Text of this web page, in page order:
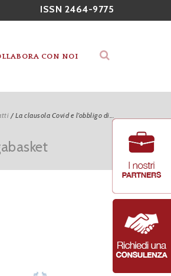
ISSN 2464-9775
CON NOI
/La clausola Covid e l’obbligo di...